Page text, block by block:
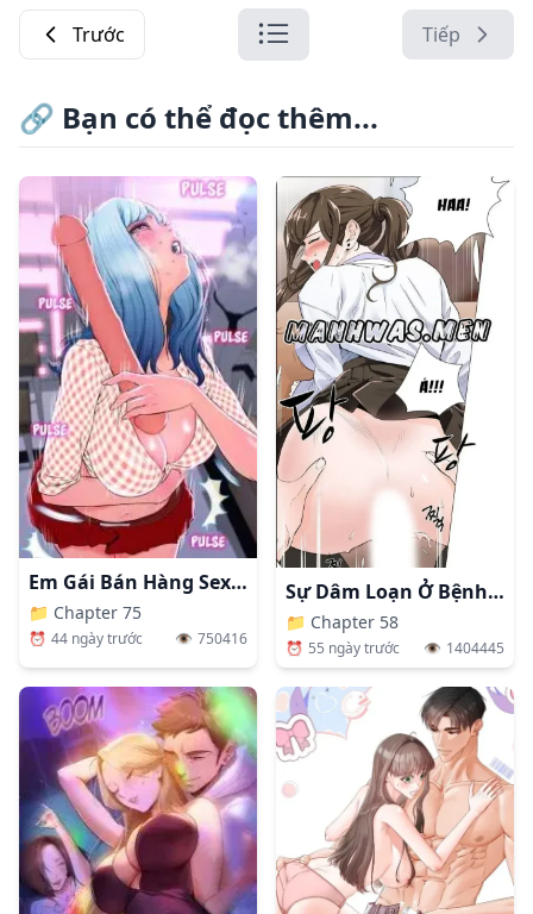
Trước
Danh sách chương
Tiếp
🔗 Bạn có thể đọc thêm...
Em Gái Bán Hàng Sextoy
📁 Chapter 75
⏰ 44 ngày trước 👁️ 750416
Sự Dâm Loạn Ở Bệnh Viện
📁 Chapter 58
⏰ 55 ngày trước 👁️ 1404445